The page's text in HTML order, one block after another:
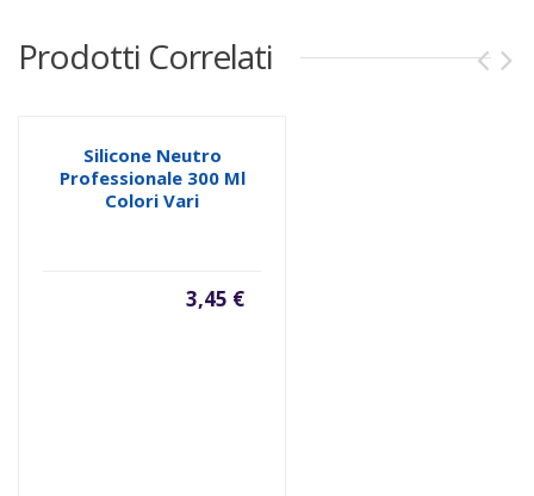
Prodotti Correlati
Silicone Neutro
Professionale 300 Ml
Colori Vari
3,45 €